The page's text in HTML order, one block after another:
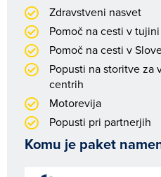
Zdravstveni nasvet
Pomoč na cesti v tujini
Pomoč na cesti v
Popusti na storitve za
centrih
Motorevija
Popusti pri partnerjih
Komu je paket